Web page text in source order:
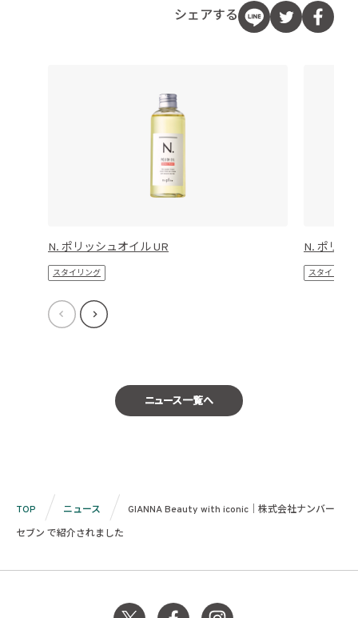
シェアする
N. ポリッシュオイル UR
スタイリング
N. ポリッ
スタイリング
ニュース一覧へ
TOP ニュース
GIANNA Beauty with iconic｜株式会社ナンバー
セブン で紹介されました